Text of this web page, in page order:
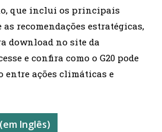
que inclui os principais
recomendações estratégicas,
download no site da
e confira como o G20 pode
entre ações climáticas e
Inglês)